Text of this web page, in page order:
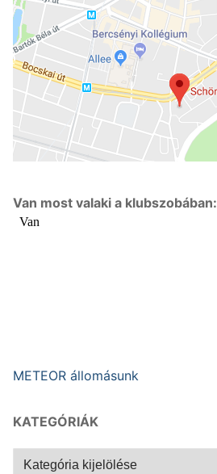
Van most valaki a klubszobában:
METEOR állomásunk
KATEGÓRIÁK
Kategóriák